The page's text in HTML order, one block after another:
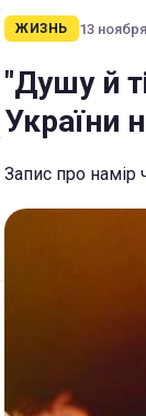
ЖИЗНЬ 13
"Душу й
України
Запис про намір